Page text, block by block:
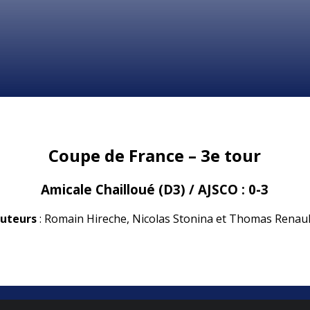
Coupe de France – 3e tour
Amicale Chailloué (D3) / AJSCO : 0-3
: Romain Hireche, Nicolas Stonina et Thomas